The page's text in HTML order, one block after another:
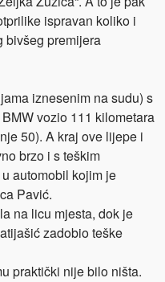
ispravan koliko i
bivšeg premijera
iznesenim na sudu) s
vozio 111 kilometara
50). A kraj ove lijepe i
brzo i s teškim
automobil kojim je
Pavić.
na licu mjesta, dok je
zadobio teške
praktički nije bilo ništa.